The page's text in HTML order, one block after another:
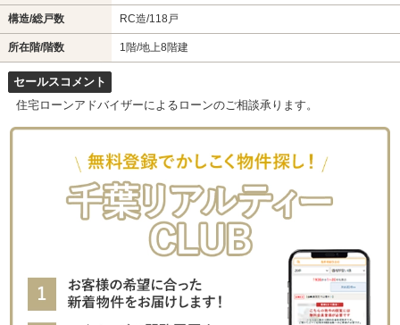
構造/総戸数 RC造/118戸
所在階/階数 1階/地上8階建
セールスコメント
住宅ローンアドバイザーによるローンのご相談承ります。